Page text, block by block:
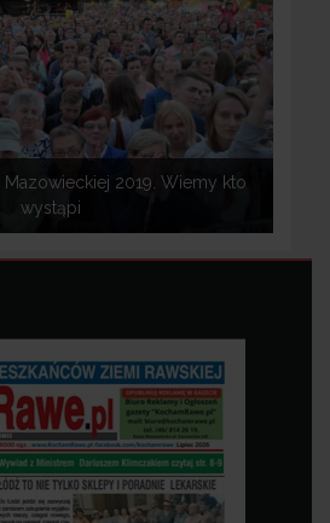
Mazowieckiej 2019. Wiemy kto
wystąpi